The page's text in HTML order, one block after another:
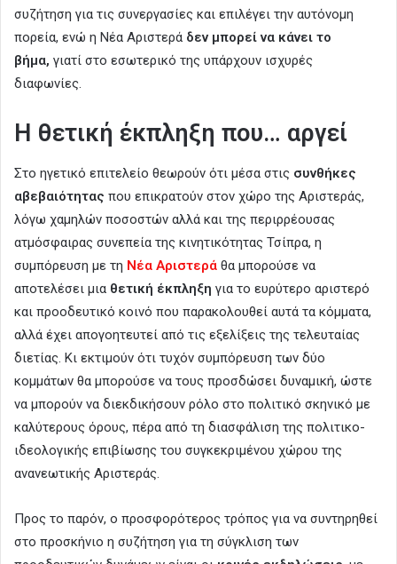
συζήτηση για τις συνεργασίες και επιλέγει την αυτόνομη
πορεία, ενώ η Νέα Αριστερά δεν μπορεί να κάνει το
βήμα, γιατί στο εσωτερικό της υπάρχουν ισχυρές
διαφωνίες.
Η θετική έκπληξη που… αργεί
Στο ηγετικό επιτελείο θεωρούν ότι μέσα στις συνθήκες
αβεβαιότητας που επικρατούν στον χώρο της Αριστεράς,
λόγω χαμηλών ποσοστών αλλά και της περιρρέουσας
ατμόσφαιρας συνεπεία της κινητικότητας Τσίπρα, η
συμπόρευση με τη Νέα Αριστερά θα μπορούσε να
αποτελέσει μια θετική έκπληξη για το ευρύτερο αριστερό
και προοδευτικό κοινό που παρακολουθεί αυτά τα κόμματα,
αλλά έχει απογοητευτεί από τις εξελίξεις της τελευταίας
διετίας. Κι εκτιμούν ότι τυχόν συμπόρευση των δύο
κομμάτων θα μπορούσε να τους προσδώσει δυναμική, ώστε
να μπορούν να διεκδικήσουν ρόλο στο πολιτικό σκηνικό με
καλύτερους όρους, πέρα από τη διασφάλιση της πολιτικο-
ιδεολογικής επιβίωσης του συγκεκριμένου χώρου της
ανανεωτικής Αριστεράς.
Προς το παρόν, ο προσφορότερος τρόπος για να συντηρηθεί
στο προσκήνιο η συζήτηση για τη σύγκλιση των